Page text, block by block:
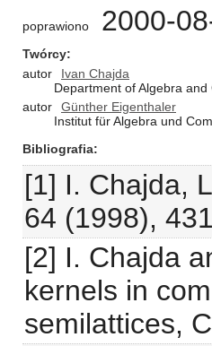
poprawiono 2000-
Twórcy
autor
Ivan Chajda
Department of Algebra
autor
Günther Eigenthaler
Institut für Algebra und
Bibliografia
[1] I. Chajda,
64 (1998),
[2] I. Chajda
kernels in
semilattices,